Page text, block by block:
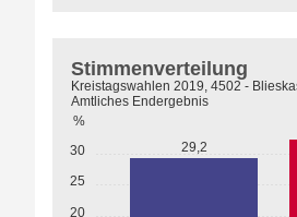
20
25
30
%
29,2
Stimmenverteilung
Kreistagswahlen 2019, 4502 -
Amtliches Endergebnis